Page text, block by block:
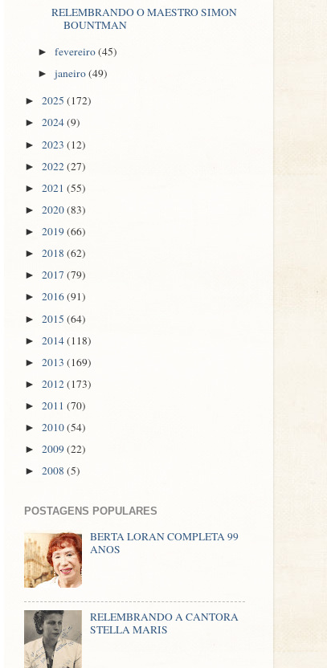
RELEMBRANDO O MAESTRO SIMON
BOUNTMAN
►fevereiro(45)
►janeiro(49)
► 2025 (172)
► 2024(9)
► 2023 (12)
► 2022(27)
► 2021 (55)
► 2020(83)
► 2019(66)
► 2018 (62)
► 2017 (79)
► 2016(91)
► 2015 (64)
► 2014(118)
► 2013 (169)
► 2012(173)
► 2011 (70)
► 2010(54)
► 2009(22)
► 2008 (5)
POSTAGENS POPULARES
BERTA LORAN COMPLETA 99
ANOS
RELEMBRANDO A CANTORA
STELLA MARIS